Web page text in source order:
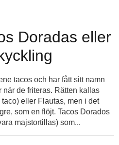
Doradas eller
tacos och har fått sitt namn
de friteras. Rätten kallas
eller Flautas, men i det
som en flöjt. Tacos Dorados
majstortillas) som...